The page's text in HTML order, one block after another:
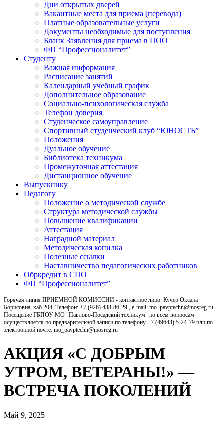
Дни открытых дверей
Вакантные места для приема (перевода)
Платные образовательные услуги
Документы необходимые для поступления
Бланк Заявления для приема в ПОО
ФП “Профессионалитет”
Студенту
Важная информация
Расписание занятий
Календарный учебный график
Дополнительное образование
Социально-психологическая служба
Телефон доверия
Студенческое самоуправление
Спортивный студенческий клуб “ЮНОСТЬ”
Положения
Дуальное обучение
Библиотека техникума
Промежуточная аттестация
Дистанционное обучение
Выпускнику
Педагогу
Положение о методической службе
Структура методической службы
Повышение квалификации
Аттестация
Наградной материал
Методическая копилка
Полезные ссылки
Наставничество педагогических работников
Обркредит в СПО
ФП “Профессионалитет”
Горячая линия ПРИЕМНОЙ КОМИССИИ - контактное лицо: Кучер Оксана
Борисовна, каб 204, Телефон: +7 (926) 438-86-29 , e-mail: mo_pavptechn@mosreg.ru
Посещение ГБПОУ МО "Павлово-Посадский техникум" по всем вопросам
осуществляется по предварительной записи по телефону +7 (49643) 5-24-79 или по
электронной почте: mo_pavptechn@mosreg.ru
АКЦИЯ «С ДОБРЫМ
УТРОМ, ВЕТЕРАНЫ!» —
ВСТРЕЧА ПОКОЛЕНИЙ
Май 9, 2025